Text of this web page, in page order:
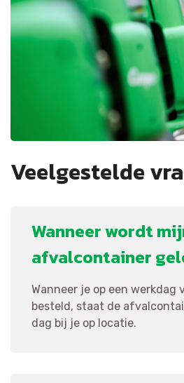
Veelgestelde
Wanneer wordt
afvalcontainer
Wanneer je op een werkdag
besteld, staat de
dag bij je op locatie.